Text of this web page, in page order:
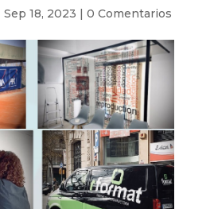
Sep 18, 2023 | 0 Comentarios